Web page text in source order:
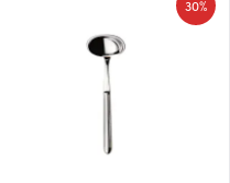
30%